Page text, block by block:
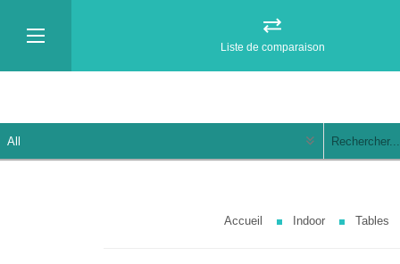
Liste de comparaison
Accueil Indoor Tables